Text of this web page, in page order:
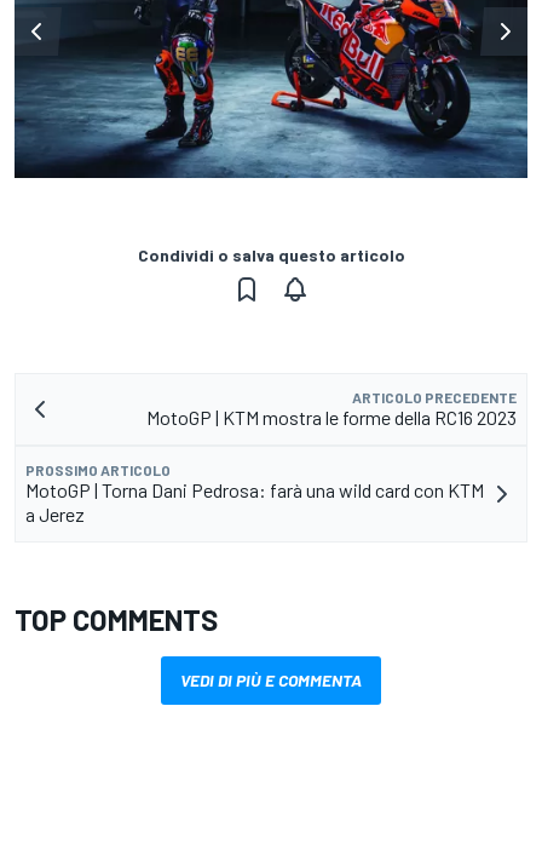
Condividi o salva questo articolo
ARTICOLO PRECEDENTE
MotoGP | KTM mostra le forme della RC16 2023
PROSSIMO ARTICOLO
MotoGP | Torna Dani Pedrosa: farà una wild card con KTM
a Jerez
TOP COMMENTS
VEDI DI PIÙ E COMMENTA